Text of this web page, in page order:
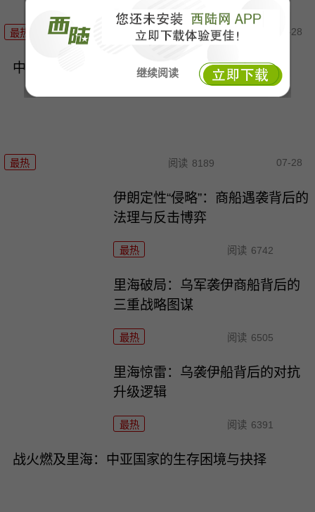
继续阅读
最热 阅读 8751 07-28
中美AI模型：从性能并跑到路径分化
最热 阅读 8189 07-28
伊朗定性“侵略”：商船遇袭背后的
法理与反击博弈
最热 阅读 6742
里海破局：乌军袭伊商船背后的
三重战略图谋
最热 阅读 6505
里海惊雷：乌袭伊船背后的对抗
升级逻辑
最热 阅读 6391
战火燃及里海：中亚国家的生存困境与抉择